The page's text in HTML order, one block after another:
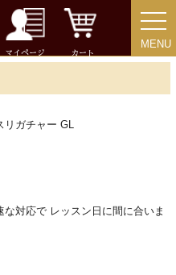
マイページ カート
MENU
MENU
リガチャー GL
対応で レッスン日に間に合いま